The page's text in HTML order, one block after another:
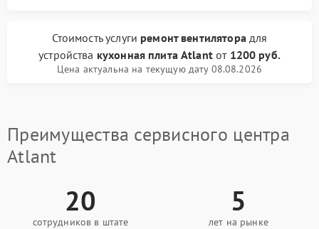
Стоимость услуги ремонт вентилятора для
устройства кухонная плита Atlantот 1200 руб.
Цена актуальна на текущую дату 08.08.2026
Преимущества сервисного центра
Atlant
20
сотрудников в штате
5
лет на рынке